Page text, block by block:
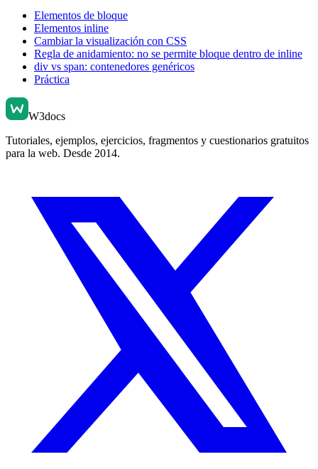
Elementos de bloque
Elementos inline
Cambiar la visualización con CSS
Regla de anidamiento: no se permite bloque dentro de inline
div vs span: contenedores genéricos
Práctica
W3docs
Tutoriales, ejemplos, ejercicios, fragmentos y cuestionarios gratuitos
para la web. Desde 2014.